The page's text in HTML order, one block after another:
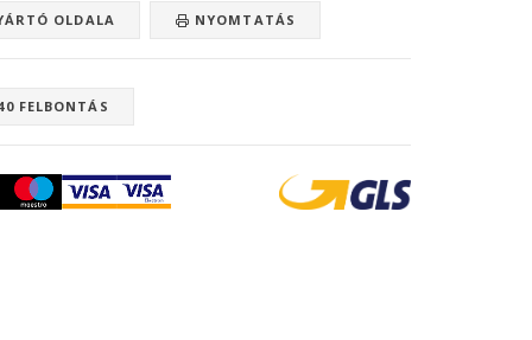
OLDALA NYOMTATÁS
FELBONTÁS